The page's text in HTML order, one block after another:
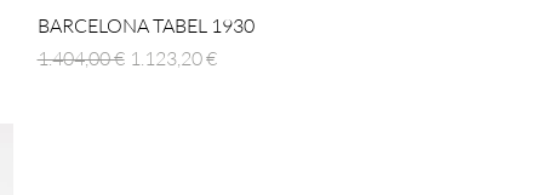
Hurtigvisning
BARCELONA TABEL 1930
Regulær pris
1.404,00 € Salgspris
1.123,20 €